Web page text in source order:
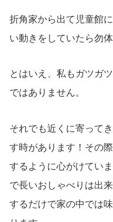
折角家から出て児童館
い動きをしていたら勿
とはいえ、私もガツガ
ではありません。
それでも近くに寄って
す時があります！その
するように心がけてい
で長いおしゃべりは出
するだけで家の中では